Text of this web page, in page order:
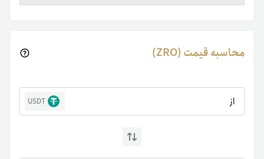
محاسبه قیمت (ZRO)
از USDT